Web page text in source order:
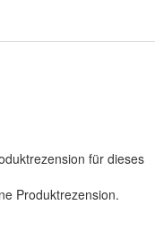
für dieses
Produktrezension.